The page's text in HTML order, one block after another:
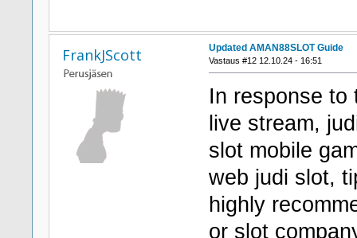
FrankJScott Updated AMAN88SLOT Guide
Vastaus #12 12.10.24 - 16:51
In response to
live stream,
slot mobile
web judi slot,
highly
or slot